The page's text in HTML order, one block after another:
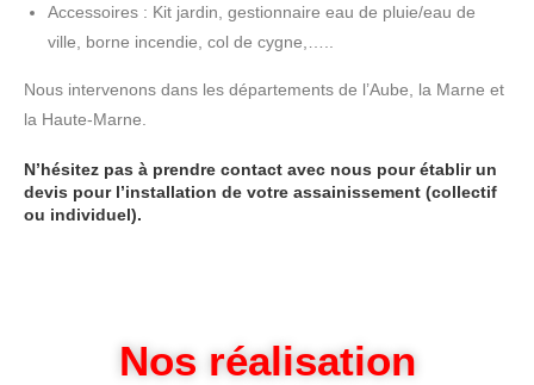
Accessoires : Kit jardin, gestionnaire eau de pluie/eau de
ville, borne incendie, col de cygne,…..
Nous intervenons dans les départements de l’Aube, la Marne et
la Haute-Marne.
N’hésitez pas à prendre contact avec nous pour établir un
devis pour l’installation de votre assainissement (collectif
ou individuel).
Nos réalisation